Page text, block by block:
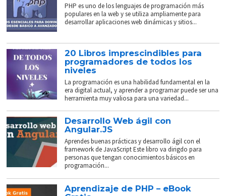
PHP es uno de los lenguajes de programación más
populares en la web y se utiliza ampliamente para
desarrollar aplicaciones web dinámicas y sitios...
20 Libros imprescindibles para
programadores de todos los
niveles
La programación es una habilidad fundamental en la
era digital actual, y aprender a programar puede ser una
herramienta muy valiosa para una variedad...
Desarrollo Web ágil con
Angular.JS
Aprendes buenas prácticas y desarrollo ágil con el
framework de JavaScript Este libro va dirigdo para
personas que tengan conocimientos básicos en
programación...
Aprendizaje de PHP – eBook